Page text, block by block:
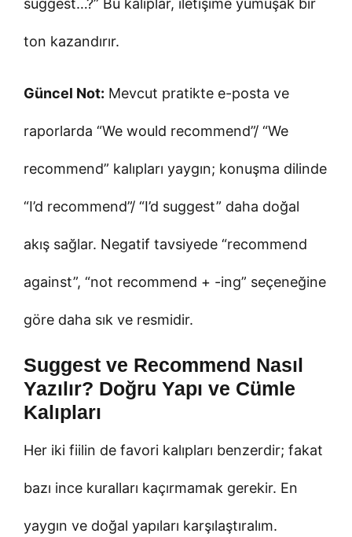
ton kazandırır.
Güncel Not: Mevcut pratikte e-posta ve
raporlarda “We would recommend”/ “We
recommend” kalıpları yaygın; konuşma dilinde
“I’d recommend”/ “I’d suggest” daha doğal
akış sağlar. Negatif tavsiyede “recommend
against”, “not recommend + -ing” seçeneğine
göre daha sık ve resmidir.
Suggest ve Recommend Nasıl
Yazılır? Doğru Yapı ve Cümle
Kalıpları
Her iki fiilin de favori kalıpları benzerdir; fakat
bazı ince kuralları kaçırmamak gerekir. En
yaygın ve doğal yapıları karşılaştıralım.